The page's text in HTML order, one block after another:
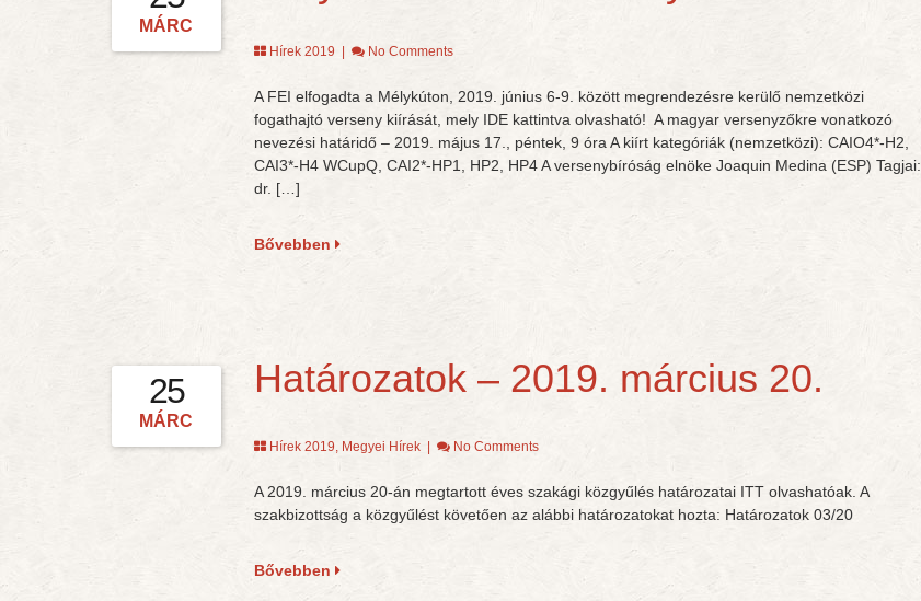
MÁRC
Hírek 2019 No Comments
A FEI elfogadta a Mélykúton, 2019. június 6-9. között megrendezésre kerülő nemzetközi
fogathajtó verseny kiírását, mely IDE kattintva olvasható! A magyar versenyzőkre vonatkozó
nevezési határidő – 2019. május 17., péntek, 9 óra A kiírt kategóriák (nemzetközi): CAIO4*-H2,
CAI3*-H4 WCupQ, CAI2*-HP1, HP2, HP4 A versenybíróság elnöke Joaquin Medina (ESP) Tagjai:
dr. […]
Bővebben
25
MÁRC
Határozatok – 2019. március 20.
Hírek 2019, Megyei Hírek| No Comments
A 2019. március 20-án megtartott éves szakági közgyűlés határozatai ITT olvashatóak. A
szakbizottság a közgyűlést követően az alábbi határozatokat hozta: Határozatok 03/20
Bővebben